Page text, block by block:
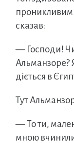
проникливим
сказав:
— Господи!
Альманзоре?
діється в
Тут
— То ти,
мною вчинили